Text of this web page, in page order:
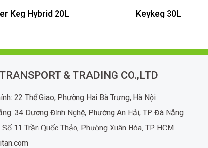
Keg Hybrid 20L Keykeg 30L
& TRADING CO.,LTD
22 Thể Giao, Phường Hai Bà Trưng, Hà Nội
34 Dương Đình Nghệ, Phường An Hải, TP Đà Nẵng
Số 11 Trần Quốc Thảo, Phường Xuân Hòa, TP HCM